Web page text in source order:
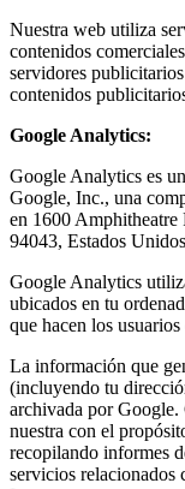
Nuestra web utiliza
contenidos
servidores
contenidos
Google Analytics:
Google Analytics es
Google, Inc., una
en 1600
94043, Estados
Google Analytics
ubicados en tu
que hacen los
La información que
(incluyendo tu
archivada por Google.
nuestra con el
recopilando informes
servicios relacionados